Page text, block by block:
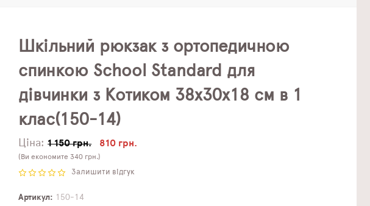
Шкільний рюкзак з ортопедичною
спинкою School Standard для
дівчинки з Котиком 38х30х18 см в 1
клас(150-14)
Ціна: 1 150 грн. 810 грн.
(Ви економите 340 грн.)
Залишити відгук
Артикул
150-14